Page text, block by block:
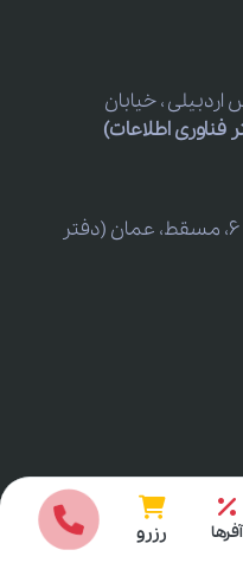
، خیابان
فناوری اطلاعات)
ال موج 335، خیابان 6، مسقط، عمان (دفتر
آفرها رزرو